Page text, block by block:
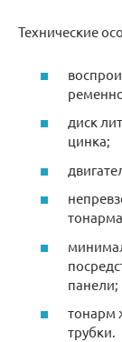
Технические
диск
цинка;
панели;
тонарм
трубки.